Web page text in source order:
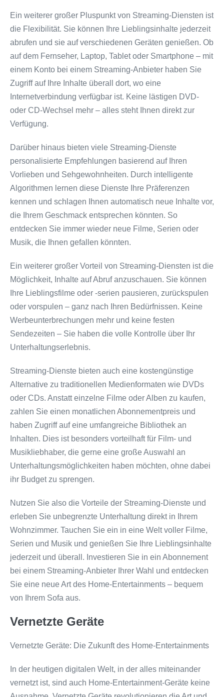
Ein weiterer großer Pluspunkt von Streaming-Diensten ist
die Flexibilität. Sie können Ihre Lieblingsinhalte jederzeit
abrufen und sie auf verschiedenen Geräten genießen. Ob
auf dem Fernseher, Laptop, Tablet oder Smartphone – mit
einem Konto bei einem Streaming-Anbieter haben Sie
Zugriff auf Ihre Inhalte überall dort, wo eine
Internetverbindung verfügbar ist. Keine lästigen DVD-
oder CD-Wechsel mehr – alles steht Ihnen direkt zur
Verfügung.
Darüber hinaus bieten viele Streaming-Dienste
personalisierte Empfehlungen basierend auf Ihren
Vorlieben und Sehgewohnheiten. Durch intelligente
Algorithmen lernen diese Dienste Ihre Präferenzen
kennen und schlagen Ihnen automatisch neue Inhalte vor,
die Ihrem Geschmack entsprechen könnten. So
entdecken Sie immer wieder neue Filme, Serien oder
Musik, die Ihnen gefallen könnten.
Ein weiterer großer Vorteil von Streaming-Diensten ist die
Möglichkeit, Inhalte auf Abruf anzuschauen. Sie können
Ihre Lieblingsfilme oder -serien pausieren, zurückspulen
oder vorspulen – ganz nach Ihren Bedürfnissen. Keine
Werbeunterbrechungen mehr und keine festen
Sendezeiten – Sie haben die volle Kontrolle über Ihr
Unterhaltungserlebnis.
Streaming-Dienste bieten auch eine kostengünstige
Alternative zu traditionellen Medienformaten wie DVDs
oder CDs. Anstatt einzelne Filme oder Alben zu kaufen,
zahlen Sie einen monatlichen Abonnementpreis und
haben Zugriff auf eine umfangreiche Bibliothek an
Inhalten. Dies ist besonders vorteilhaft für Film- und
Musikliebhaber, die gerne eine große Auswahl an
Unterhaltungsmöglichkeiten haben möchten, ohne dabei
ihr Budget zu sprengen.
Nutzen Sie also die Vorteile der Streaming-Dienste und
erleben Sie unbegrenzte Unterhaltung direkt in Ihrem
Wohnzimmer. Tauchen Sie ein in eine Welt voller Filme,
Serien und Musik und genießen Sie Ihre Lieblingsinhalte
jederzeit und überall. Investieren Sie in ein Abonnement
bei einem Streaming-Anbieter Ihrer Wahl und entdecken
Sie eine neue Art des Home-Entertainments – bequem
von Ihrem Sofa aus.
Vernetzte Geräte
Vernetzte Geräte: Die Zukunft des Home-Entertainments
In der heutigen digitalen Welt, in der alles miteinander
vernetzt ist, sind auch Home-Entertainment-Geräte keine